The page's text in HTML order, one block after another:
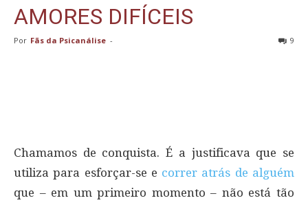
AMORES DIFÍCEIS
Por Fãs da Psicanálise - 9
Chamamos de conquista. É a justificava que se
utiliza para esforçar-se e correr atrás de alguém
que – em um primeiro momento – não está tão